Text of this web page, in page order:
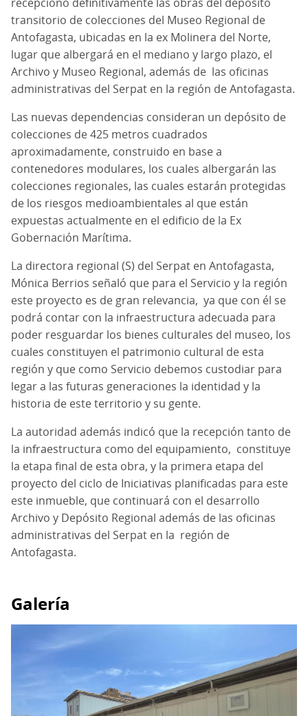
transitorio de colecciones del Museo Regional de
Antofagasta, ubicadas en la ex Molinera del Norte,
lugar que albergará en el mediano y largo plazo, el
Archivo y Museo Regional, además de las oficinas
administrativas del Serpat en la región de Antofagasta.
Las nuevas dependencias consideran un depósito de
colecciones de 425 metros cuadrados
aproximadamente, construido en base a
contenedores modulares, los cuales albergarán las
colecciones regionales, las cuales estarán protegidas
de los riesgos medioambientales al que están
expuestas actualmente en el edificio de la Ex
Gobernación Marítima.
La directora regional (S) del Serpat en Antofagasta,
Mónica Berrios señaló que para el Servicio y la región
este proyecto es de gran relevancia, ya que con él se
podrá contar con la infraestructura adecuada para
poder resguardar los bienes culturales del museo, los
cuales constituyen el patrimonio cultural de esta
región y que como Servicio debemos custodiar para
legar a las futuras generaciones la identidad y la
historia de este territorio y su gente.
La autoridad además indicó que la recepción tanto de
la infraestructura como del equipamiento, constituye
la etapa final de esta obra, y la primera etapa del
proyecto del ciclo de Iniciativas planificadas para este
este inmueble, que continuará con el desarrollo
Archivo y Depósito Regional además de las oficinas
administrativas del Serpat en la región de
Antofagasta.
Galería